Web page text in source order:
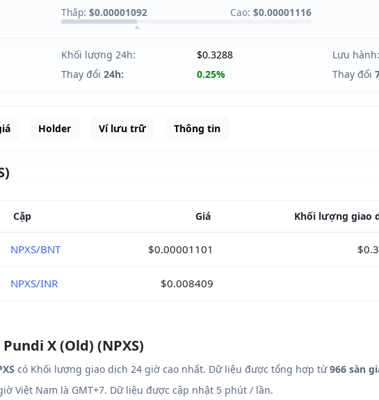
Thấp: $0.00001092 Cao: $0.00001116
Khối lượng 24h: $0.3288 Lưu hành:
Thay đổi 24h: 0.25% Thay đổi
Holder Ví lưu trữ Thông tin
Cặp Giá Khối lượng giao
NPXS/BNT $0.00001101
NPXS/INR $0.008409
X (Old) (NPXS)
có Khối lượng giao dịch 24 giờ cao nhất. Dữ liệu được tổng hợp từ966 sàn
Việt Nam là GMT+7. Dữ liệu được cập nhật 5 phút / lần.